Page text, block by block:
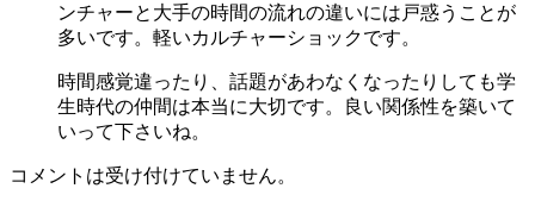
ンチャーと大手の時間の流れの違いには戸惑うことが
多いです。軽いカルチャーショックです。
時間感覚違ったり、話題があわなくなったりしても学
生時代の仲間は本当に大切です。良い関係性を築いて
いって下さいね。
コメントは受け付けていません。